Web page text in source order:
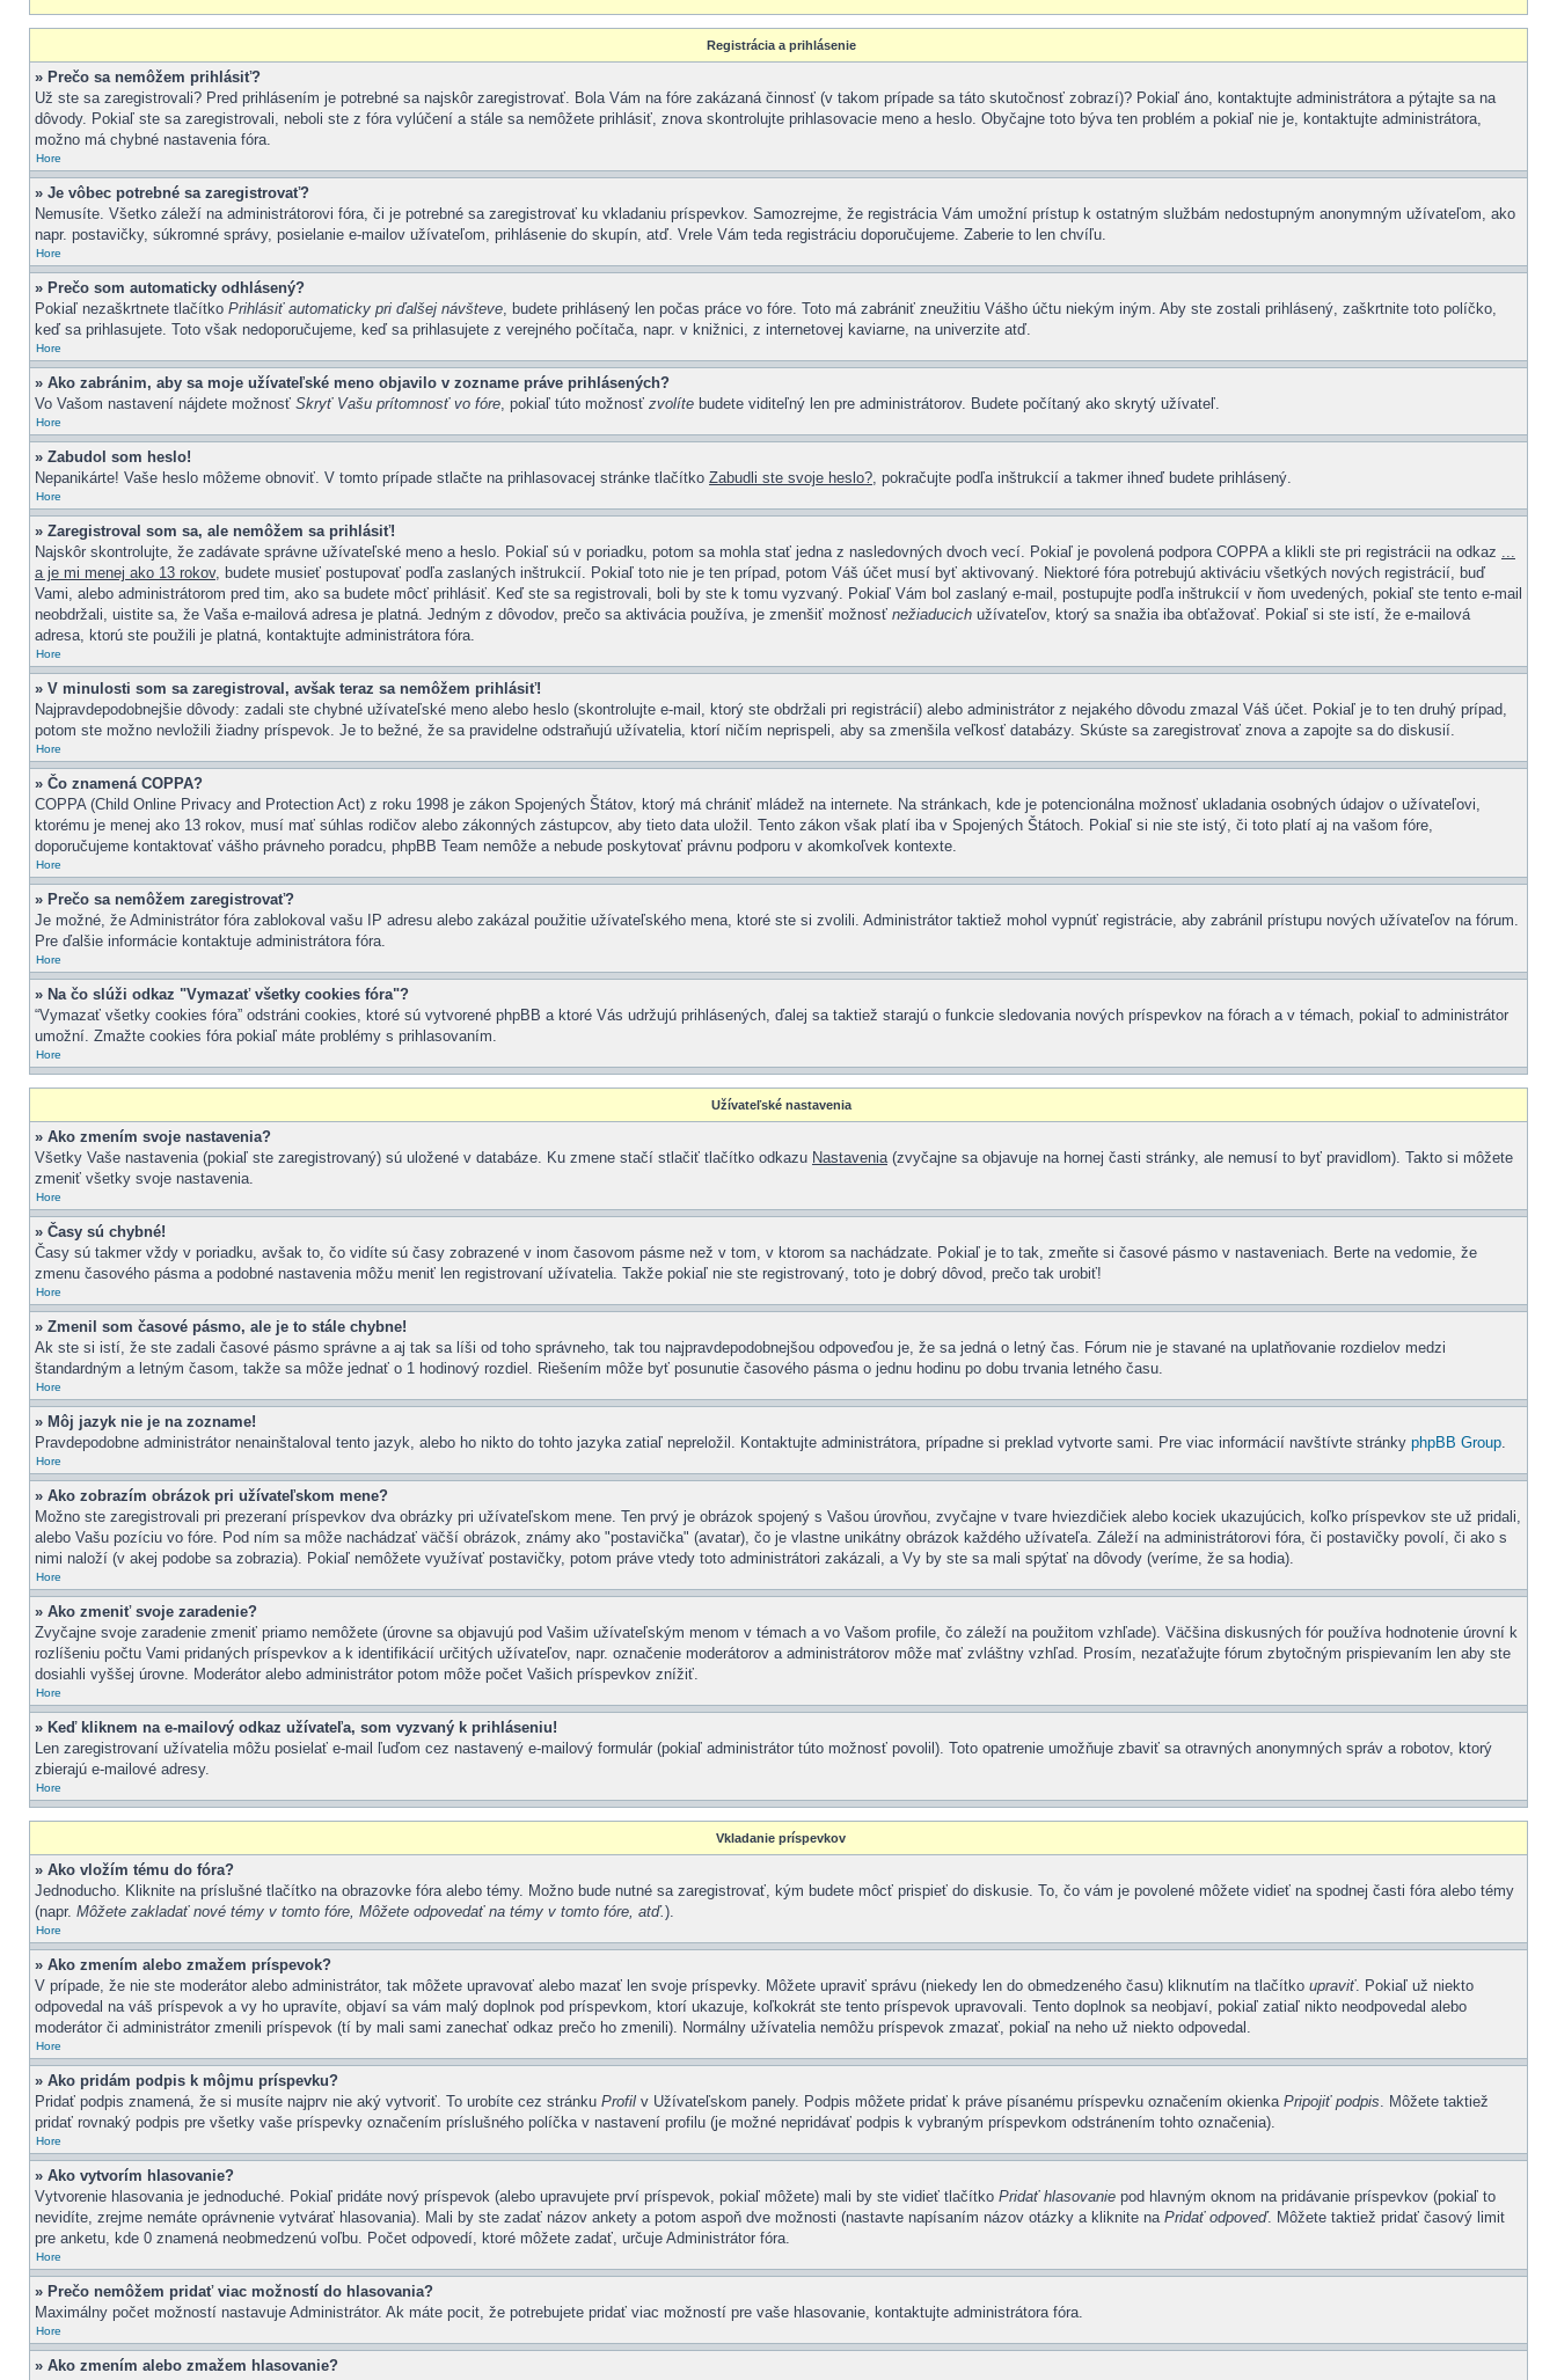
Registrácia a prihlásenie
» Prečo sa nemôžem prihlásiť?
Už ste sa zaregistrovali? Pred prihlásením je potrebné sa najskôr zaregistrovať. Bola Vám na fóre zakázaná činnosť (v takom prípade sa táto skutočnosť zobrazí)? Pokiaľ áno, kontaktujte administrátora a pýtajte sa na
dôvody. Pokiaľ ste sa zaregistrovali, neboli ste z fóra vylúčení a stále sa nemôžete prihlásiť, znova skontrolujte prihlasovacie meno a heslo. Obyčajne toto býva ten problém a pokiaľ nie je, kontaktujte administrátora,
možno má chybné nastavenia fóra.
Hore
» Je vôbec potrebné sa zaregistrovať?
Nemusíte. Všetko záleží na administrátorovi fóra, či je potrebné sa zaregistrovať ku vkladaniu príspevkov. Samozrejme, že registrácia Vám umožní prístup k ostatným službám nedostupným anonymným užívateľom, ako
napr. postavičky, súkromné správy, posielanie e-mailov užívateľom, prihlásenie do skupín, atď. Vrele Vám teda registráciu doporučujeme. Zaberie to len chvíľu.
Hore
» Prečo som automaticky odhlásený?
Pokiaľ nezaškrtnete tlačítko Prihlásiť automaticky pri ďalšej návšteve, budete prihlásený len počas práce vo fóre. Toto má zabrániť zneužitiu Vášho účtu niekým iným. Aby ste zostali prihlásený, zaškrtnite toto políčko,
keď sa prihlasujete. Toto však nedoporučujeme, keď sa prihlasujete z verejného počítača, napr. v knižnici, z internetovej kaviarne, na univerzite atď.
Hore
» Ako zabránim, aby sa moje užívateľské meno objavilo v zozname práve prihlásených?
Vo Vašom nastavení nájdete možnosť Skryť Vašu prítomnosť vo fóre, pokiaľ túto možnosť zvolíte budete viditeľný len pre administrátorov. Budete počítaný ako skrytý užívateľ.
Hore
» Zabudol som heslo!
Nepanikárte! Vaše heslo môžeme obnoviť. V tomto prípade stlačte na prihlasovacej stránke tlačítko Zabudli ste svoje heslo?, pokračujte podľa inštrukcií a takmer ihneď budete prihlásený.
Hore
» Zaregistroval som sa, ale nemôžem sa prihlásiť!
Najskôr skontrolujte, že zadávate správne užívateľské meno a heslo. Pokiaľ sú v poriadku, potom sa mohla stať jedna z nasledovných dvoch vecí. Pokiaľ je povolená podpora COPPA a klikli ste pri registrácii na odkaz ...
a je mi menej ako 13 rokov, budete musieť postupovať podľa zaslaných inštrukcií. Pokiaľ toto nie je ten prípad, potom Váš účet musí byť aktivovaný. Niektoré fóra potrebujú aktiváciu všetkých nových registrácií, buď
Vami, alebo administrátorom pred tim, ako sa budete môcť prihlásiť. Keď ste sa registrovali, boli by ste k tomu vyzvaný. Pokiaľ Vám bol zaslaný e-mail, postupujte podľa inštrukcií v ňom uvedených, pokiaľ ste tento e-mail
neobdržali, uistite sa, že Vaša e-mailová adresa je platná. Jedným z dôvodov, prečo sa aktivácia používa, je zmenšiť možnosť nežiaducich užívateľov, ktorý sa snažia iba obťažovať. Pokiaľ si ste istí, že e-mailová
adresa, ktorú ste použili je platná, kontaktujte administrátora fóra.
Hore
» V minulosti som sa zaregistroval, avšak teraz sa nemôžem prihlásiť!
Najpravdepodobnejšie dôvody: zadali ste chybné užívateľské meno alebo heslo (skontrolujte e-mail, ktorý ste obdržali pri registrácií) alebo administrátor z nejakého dôvodu zmazal Váš účet. Pokiaľ je to ten druhý prípad,
potom ste možno nevložili žiadny príspevok. Je to bežné, že sa pravidelne odstraňujú užívatelia, ktorí ničím neprispeli, aby sa zmenšila veľkosť databázy. Skúste sa zaregistrovať znova a zapojte sa do diskusií.
Hore
» Čo znamená COPPA?
COPPA (Child Online Privacy and Protection Act) z roku 1998 je zákon Spojených Štátov, ktorý má chrániť mládež na internete. Na stránkach, kde je potencionálna možnosť ukladania osobných údajov o užívateľovi,
ktorému je menej ako 13 rokov, musí mať súhlas rodičov alebo zákonných zástupcov, aby tieto data uložil. Tento zákon však platí iba v Spojených Štátoch. Pokiaľ si nie ste istý, či toto platí aj na vašom fóre,
doporučujeme kontaktovať vášho právneho poradcu, phpBB Team nemôže a nebude poskytovať právnu podporu v akomkoľvek kontexte.
Hore
» Prečo sa nemôžem zaregistrovať?
Je možné, že Administrátor fóra zablokoval vašu IP adresu alebo zakázal použitie užívateľského mena, ktoré ste si zvolili. Administrátor taktiež mohol vypnúť registrácie, aby zabránil prístupu nových užívateľov na fórum.
Pre ďalšie informácie kontaktuje administrátora fóra.
Hore
» Na čo slúži odkaz "Vymazať všetky cookies fóra"?
“Vymazať všetky cookies fóra” odstráni cookies, ktoré sú vytvorené phpBB a ktoré Vás udržujú prihlásených, ďalej sa taktiež starajú o funkcie sledovania nových príspevkov na fórach a v témach, pokiaľ to administrátor
umožní. Zmažte cookies fóra pokiaľ máte problémy s prihlasovaním.
Hore
Užívateľské nastavenia
» Ako zmením svoje nastavenia?
Všetky Vaše nastavenia (pokiaľ ste zaregistrovaný) sú uložené v databáze. Ku zmene stačí stlačiť tlačítko odkazu Nastavenia(zvyčajne sa objavuje na hornej časti stránky, ale nemusí to byť pravidlom). Takto si môžete
zmeniť všetky svoje nastavenia.
Hore
» Časy sú chybné!
Časy sú takmer vždy v poriadku, avšak to, čo vidíte sú časy zobrazené v inom časovom pásme než v tom, v ktorom sa nachádzate. Pokiaľ je to tak, zmeňte si časové pásmo v nastaveniach. Berte na vedomie, že
zmenu časového pásma a podobné nastavenia môžu meniť len registrovaní užívatelia. Takže pokiaľ nie ste registrovaný, toto je dobrý dôvod, prečo tak urobiť!
Hore
» Zmenil som časové pásmo, ale je to stále chybne!
Ak ste si istí, že ste zadali časové pásmo správne a aj tak sa líši od toho správneho, tak tou najpravdepodobnejšou odpoveďou je, že sa jedná o letný čas. Fórum nie je stavané na uplatňovanie rozdielov medzi
štandardným a letným časom, takže sa môže jednať o 1 hodinový rozdiel. Riešením môže byť posunutie časového pásma o jednu hodinu po dobu trvania letného času.
Hore
» Môj jazyk nie je na zozname!
Pravdepodobne administrátor nenainštaloval tento jazyk, alebo ho nikto do tohto jazyka zatiaľ nepreložil. Kontaktujte administrátora, prípadne si preklad vytvorte sami. Pre viac informácií navštívte stránky phpBB Group.
Hore
» Ako zobrazím obrázok pri užívateľskom mene?
Možno ste zaregistrovali pri prezeraní príspevkov dva obrázky pri užívateľskom mene. Ten prvý je obrázok spojený s Vašou úrovňou, zvyčajne v tvare hviezdičiek alebo kociek ukazujúcich, koľko príspevkov ste už pridali,
alebo Vašu pozíciu vo fóre. Pod ním sa môže nachádzať väčší obrázok, známy ako "postavička" (avatar), čo je vlastne unikátny obrázok každého užívateľa. Záleží na administrátorovi fóra, či postavičky povolí, či ako s
nimi naloží (v akej podobe sa zobrazia). Pokiaľ nemôžete využívať postavičky, potom práve vtedy toto administrátori zakázali, a Vy by ste sa mali spýtať na dôvody (veríme, že sa hodia).
Hore
» Ako zmeniť svoje zaradenie?
Zvyčajne svoje zaradenie zmeniť priamo nemôžete (úrovne sa objavujú pod Vašim užívateľským menom v témach a vo Vašom profile, čo záleží na použitom vzhľade). Väčšina diskusných fór používa hodnotenie úrovní k
rozlíšeniu počtu Vami pridaných príspevkov a k identifikácií určitých užívateľov, napr. označenie moderátorov a administrátorov môže mať zvláštny vzhľad. Prosím, nezaťažujte fórum zbytočným prispievaním len aby ste
dosiahli vyššej úrovne. Moderátor alebo administrátor potom môže počet Vašich príspevkov znížiť.
Hore
» Keď kliknem na e-mailový odkaz užívateľa, som vyzvaný k prihláseniu!
Len zaregistrovaní užívatelia môžu posielať e-mail ľuďom cez nastavený e-mailový formulár (pokiaľ administrátor túto možnosť povolil). Toto opatrenie umožňuje zbaviť sa otravných anonymných správ a robotov, ktorý
zbierajú e-mailové adresy.
Hore
Vkladanie príspevkov
» Ako vložím tému do fóra?
Jednoducho. Kliknite na príslušné tlačítko na obrazovke fóra alebo témy. Možno bude nutné sa zaregistrovať, kým budete môcť prispieť do diskusie. To, čo vám je povolené môžete vidieť na spodnej časti fóra alebo témy
(napr. Môžete zakladať nové témy v tomto fóre, Môžete odpovedať na témy v tomto fóre, atď.).
Hore
» Ako zmením alebo zmažem príspevok?
V prípade, že nie ste moderátor alebo administrátor, tak môžete upravovať alebo mazať len svoje príspevky. Môžete upraviť správu (niekedy len do obmedzeného času) kliknutím na tlačítko upraviť. Pokiaľ už niekto
odpovedal na váš príspevok a vy ho upravíte, objaví sa vám malý doplnok pod príspevkom, ktorí ukazuje, koľkokrát ste tento príspevok upravovali. Tento doplnok sa neobjaví, pokiaľ zatiaľ nikto neodpovedal alebo
moderátor či administrátor zmenili príspevok (tí by mali sami zanechať odkaz prečo ho zmenili). Normálny užívatelia nemôžu príspevok zmazať, pokiaľ na neho už niekto odpovedal.
Hore
» Ako pridám podpis k môjmu príspevku?
Pridať podpis znamená, že si musíte najprv nie aký vytvoriť. To urobíte cez stránku Profil v Užívateľskom panely. Podpis môžete pridať k práve písanému príspevku označením okienka Pripojiť podpis. Môžete taktiež
pridať rovnaký podpis pre všetky vaše príspevky označením príslušného políčka v nastavení profilu (je možné nepridávať podpis k vybraným príspevkom odstránením tohto označenia).
Hore
» Ako vytvorím hlasovanie?
Vytvorenie hlasovania je jednoduché. Pokiaľ pridáte nový príspevok (alebo upravujete prví príspevok, pokiaľ môžete) mali by ste vidieť tlačítko Pridať hlasovanie pod hlavným oknom na pridávanie príspevkov (pokiaľ to
nevidíte, zrejme nemáte oprávnenie vytvárať hlasovania). Mali by ste zadať názov ankety a potom aspoň dve možnosti (nastavte napísaním názov otázky a kliknite na Pridať odpoveď. Môžete taktiež pridať časový limit
pre anketu, kde 0 znamená neobmedzenú voľbu. Počet odpovedí, ktoré môžete zadať, určuje Administrátor fóra.
Hore
» Prečo nemôžem pridať viac možností do hlasovania?
Maximálny počet možností nastavuje Administrátor. Ak máte pocit, že potrebujete pridať viac možností pre vaše hlasovanie, kontaktujte administrátora fóra.
Hore
» Ako zmením alebo zmažem hlasovanie?